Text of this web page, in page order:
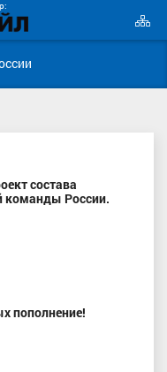
состава
команды России.
пополнение!